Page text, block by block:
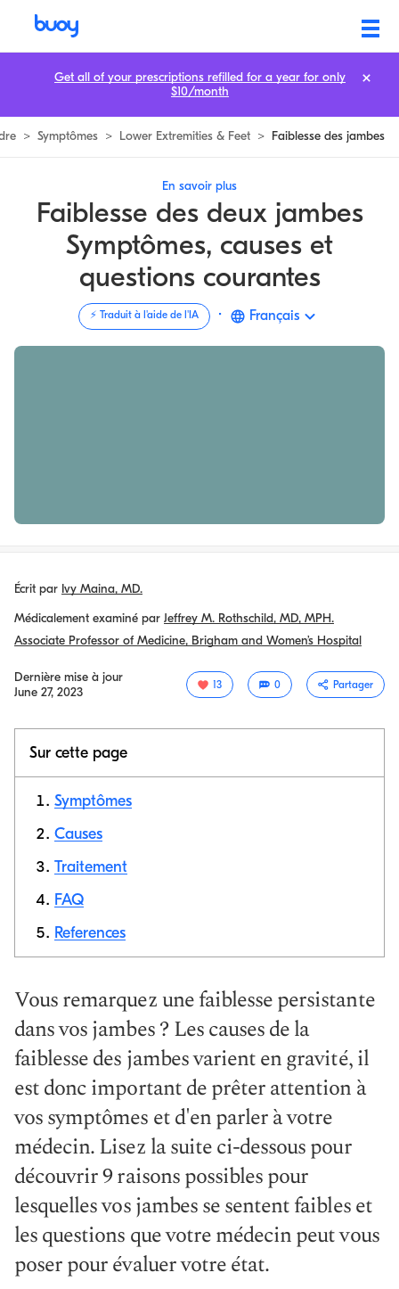
> Symptômes > Lower Extremities & Feet > Faiblesse des jambes
En savoir plus
Faiblesse des deux jambes
Symptômes, causes et
questions courantes
⚡️ Traduit à l'aide de l'IA · Français
Écrit par Ivy Maina, MD.
Médicalement examiné par Jeffrey M. Rothschild, MD, MPH.
Associate Professor of Medicine, Brigham and Women’s Hospital
Dernière mise à jour
June 27, 2023
13 0 Partager
Sur cette page
Symptômes
Causes
Traitement
FAQ
References
Vous remarquez une faiblesse persistante
dans vos jambes ? Les causes de la
faiblesse des jambes varient en gravité, il
est donc important de prêter attention à
vos symptômes et d'en parler à votre
médecin. Lisez la suite ci-dessous pour
découvrir 9 raisons possibles pour
lesquelles vos jambes se sentent faibles et
les questions que votre médecin peut vous
poser pour évaluer votre état.
Get all of your prescriptions refilled for a year for only
$10/month